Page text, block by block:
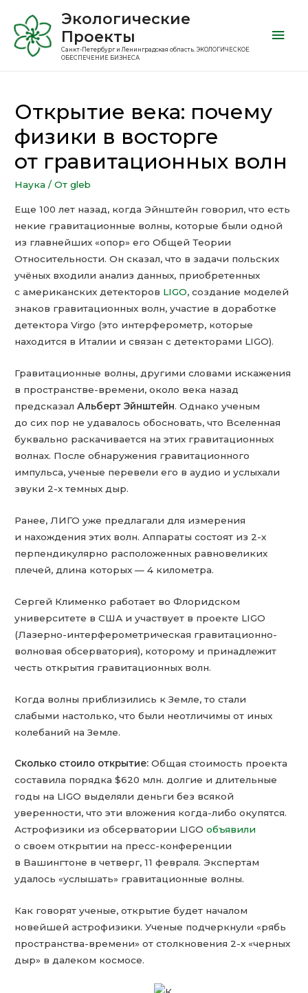
Экологические
Проекты
Санкт-Петербург и Ленинградская область. ЭКОЛОГИЧЕСКОЕ
ОБЕСПЕЧЕНИЕ БИЗНЕСА
Открытие века: почему
физики в восторге
от гравитационных волн
Наука / От gleb
Еще 100 лет назад, когда Эйнштейн говорил, что есть
некие гравитационные волны, которые были одной
из главнейших «опор» его Общей Теории
Относительности. Он сказал, что в задачи польских
учёных входили анализ данных, приобретенных
с американских детекторов LIGO, создание моделей
знаков гравитационных волн, участие в доработке
детектора Virgo (это интерферометр, которые
находится в Италии и связан с детекторами LIGO).
Гравитационные волны, другими словами искажения
в пространстве-времени, около века назад
предсказалАльберт Эйнштейн. Однако ученым
до сих пор не удавалось обосновать, что Вселенная
буквально раскачивается на этих гравитационных
волнах. После обнаружения гравитационного
импульса, ученые перевели его в аудио и услыхали
звуки 2-х темных дыр.
Ранее, ЛИГО уже предлагали для измерения
и нахождения этих волн. Аппараты состоят из 2-х
перпендикулярно расположенных равновеликих
плечей, длина которых — 4 километра.
Сергей Клименко работает во Флоридском
университете в США и участвует в проекте LIGO
(Лазерно-интерферометрическая гравитационно-
волновая обсерватория), которому и принадлежит
честь открытия гравитационных волн.
Когда волны приблизились к Земле, то стали
слабыми настолько, что были неотличимы от иных
колебаний на Земле.
Сколько стоило открытие: Общая стоимость проекта
составила порядка $620 млн. долгие и длительные
годы на LIGO выделяли деньги без всякой
уверенности, что эти вложения когда-либо окупятся.
Астрофизики из обсерватории LIGOобъявили
о своем открытии на пресс-конференции
в Вашингтоне в четверг, 11 февраля. Экспертам
удалось «услышать» гравитационные волны.
Как говорят ученые, открытие будет началом
новейшей астрофизики. Ученые подчеркнули «рябь
пространства-времени» от столкновения 2-х «черных
дыр» в далеком космосе.